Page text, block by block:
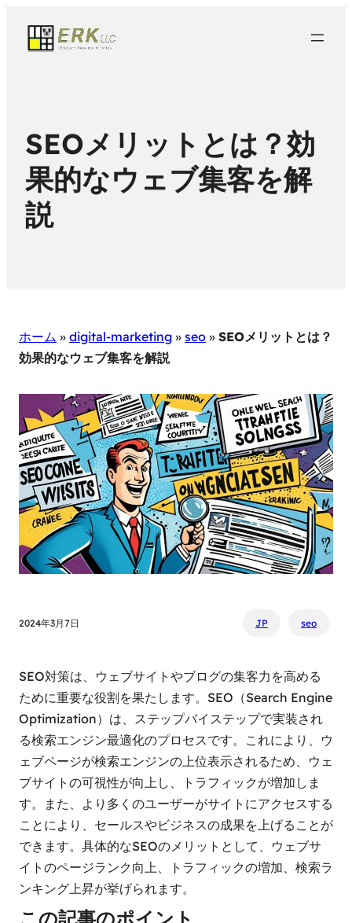
SEOメリットとは？効
果的なウェブ集客を解
説
ホーム » digital-marketing » seo » SEOメリットとは？
効果的なウェブ集客を解説
2024年3月7日 JP seo
SEO対策は、ウェブサイトやブログの集客力を高める
ために重要な役割を果たします。SEO（Search Engine
Optimization）は、ステップバイステップで実装され
る検索エンジン最適化のプロセスです。これにより、ウ
ェブページが検索エンジンの上位表示されるため、ウェ
ブサイトの可視性が向上し、トラフィックが増加しま
す。また、より多くのユーザーがサイトにアクセスする
ことにより、セールスやビジネスの成果を上げることが
できます。具体的なSEOのメリットとして、ウェブサ
イトのページランク向上、トラフィックの増加、検索ラ
ンキング上昇が挙げられます。
この記事のポイント